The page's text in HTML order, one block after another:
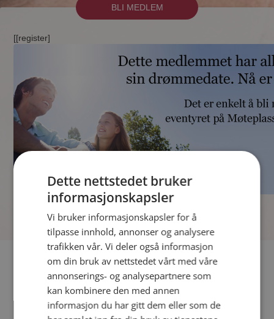
BLI MEDLEM
[[register]
Fler single
Andre single fra Levanger
Menn fra Levanger
Dette nettstedet bruker
informasjonskapsler
Vi bruker informasjonskapsler for å
tilpasse innhold, annonser og analysere
trafikken vår. Vi deler også informasjon
om din bruk av nettstedet vårt med våre
annonserings- og analysepartnere som
kan kombinere den med annen
informasjon du har gitt dem eller som de